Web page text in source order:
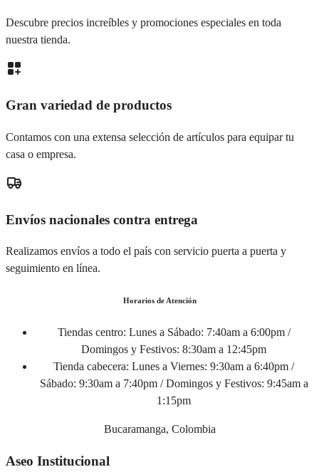
Descubre precios increíbles y promociones especiales en toda
nuestra tienda.
Gran variedad de productos
Contamos con una extensa selección de artículos para equipar tu
casa o empresa.
Envíos nacionales contra entrega
Realizamos envíos a todo el país con servicio puerta a puerta y
seguimiento en línea.
Horarios de Atención
Tiendas centro: Lunes a Sábado: 7:40am a 6:00pm /
Domingos y Festivos: 8:30am a 12:45pm
Tienda cabecera: Lunes a Viernes: 9:30am a 6:40pm /
Sábado: 9:30am a 7:40pm / Domingos y Festivos: 9:45am a
1:15pm
Bucaramanga, Colombia
Aseo Institucional